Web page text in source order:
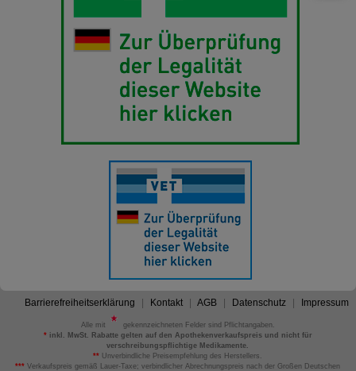
Barrierefreiheitserklärung Kontakt AGB Datenschutz Impressum
Alle mit
gekennzeichneten Felder sind Pflichtangaben.
*inkl. MwSt. Rabatte gelten auf den Apothekenverkaufspreis und nicht für
verschreibungspflichtige Medikamente.
** Unverbindliche Preisempfehlung des Herstellers.
*** Verkaufspreis gemäß Lauer-Taxe; verbindlicher Abrechnungspreis nach der Großen Deutschen